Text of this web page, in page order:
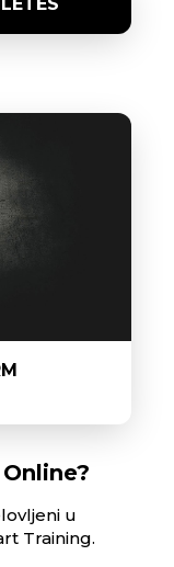
u
Training.